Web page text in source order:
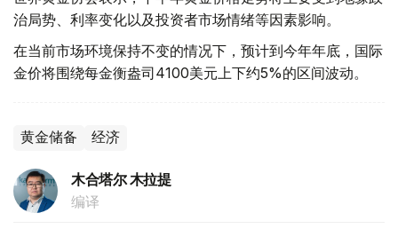
治局势、利率变化以及投资者市场情绪等因素影响。
在当前市场环境保持不变的情况下，预计到今年年底，国际
金价将围绕每金衡盎司4100美元上下约5%的区间波动。
黄金储备 经济
木合塔尔 木拉提
编译